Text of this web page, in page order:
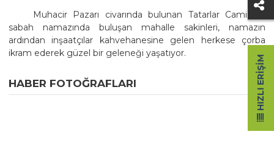
Muhacir Pazarı civarında bulunan Tatarlar Camiinde
sabah namazında buluşan mahalle sakinleri, namazın
ardından inşaatçılar kahvehanesine gelen herkese çorba
ikram ederek güzel bir geleneği yaşatıyor.
HABER FOTOĞRAFLARI HIZLI ERIŞIM